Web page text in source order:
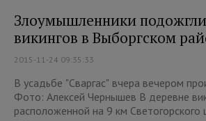
Злоумышленники
викингов в Выборгском
2015-11-24 09:35:33
В усадьбе "Сваргас" вчера вечером
Фото: Алексей Чернышев В деревне
расположенной на 9 км Светогорского